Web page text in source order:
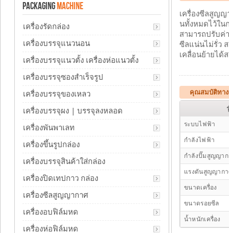
เครื่องซีลสูญญ
นทั้งหมดไว้ใน
สามารถปรับค่
ซีลแน่นไม่รั่ว
เคลื่อนย้ายได้
คุณสมบัติทาง
ระบบไฟฟ้า
กำลังไฟฟ้า
กำลังปั๊มสูญญา
แรงดันสูญญาก
ขนาดเครื่อง
ขนาดรอยซีล
น้ำหนักเครื่อง
PACKAGING MACHINE
เครื่องรัดกล่อง
เครื่องบรรจุแนวนอน
เครื่องบรรจุแนวตั้ง เครื่องห่อแนวตั้ง
เครื่องบรรจุซองสำเร็จรูป
เครื่องบรรจุของเหลว
เครื่องบรรจุผง | บรรจุลงหลอด
เครื่องพันพาเลท
เครื่องขึ้นรูปกล่อง
เครื่องบรรจุสินค้าใส่กล่อง
เครื่องปิดเทปกาว กล่อง
เครื่องซีลสูญญากาศ
เครื่องอบฟิล์มหด
เครื่องห่อฟิล์มหด